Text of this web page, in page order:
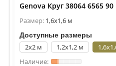
Genova Круг 38064 6565 90
Размер: 1,6x1,6 м
Доступные размеры
2x2 м 1,2x1,2 м